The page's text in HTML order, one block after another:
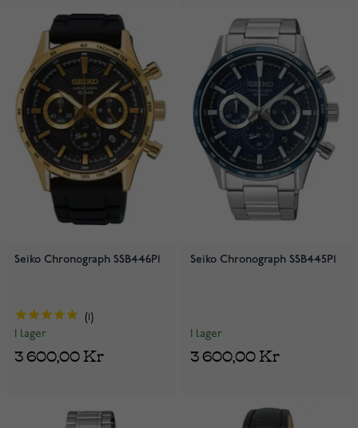
Seiko Chronograph SSB446P1
I lager
3 600,00 Kr
Seiko Chronograph SSB445P1
I lager
3 600,00 Kr